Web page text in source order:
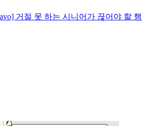
거절 못 하는 시니어가 끊어야 할 행